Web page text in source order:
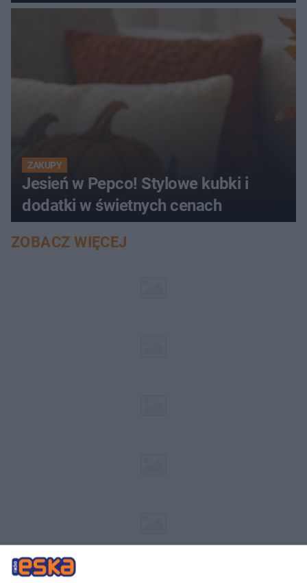
ZAKUPY
Jesień w Pepco! Stylowe kubki i
dodatki w świetnych cenach
ZOBACZ WIĘCEJ